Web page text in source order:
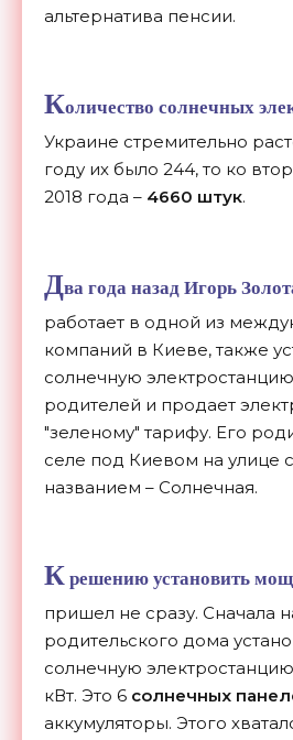
альтернатива пенсии.
Количество солнечных
Украине стремительно
году их было 244, то ко
2018 года – 4660 штук.
Два года назад Игорь
работает в одной из
компаний в Киеве, также
солнечную
родителей и продает
"зеленому" тарифу. Его
селе под Киевом на улице
названием – Солнечная.
Крешению установить
пришел не сразу. Сначала
родительского дома
солнечную
кВт. Это 6 солнечных
аккумуляторы. Этого